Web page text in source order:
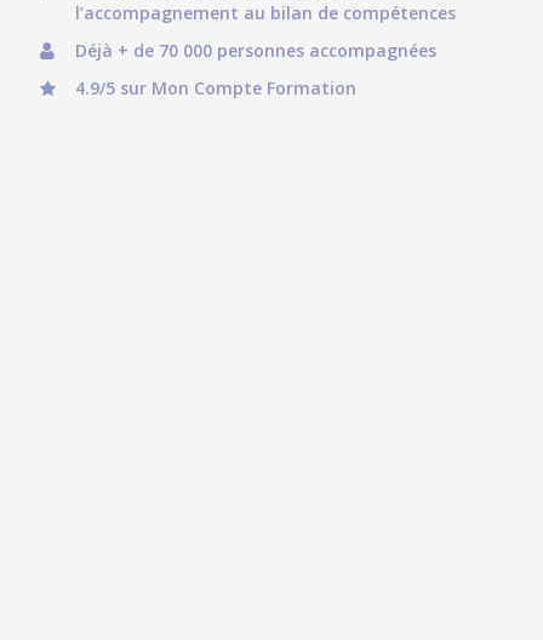
l’accompagnement au bilan de compétences
Déjà + de 70 000 personnes accompagnées
4.9/5 sur Mon Compte Formation